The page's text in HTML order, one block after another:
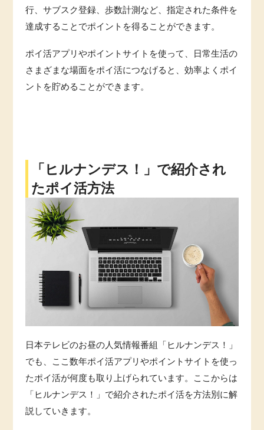
行、サブスク登録、歩数計測など、指定された条件を
達成することでポイントを得ることができます。
ポイ活アプリやポイントサイトを使って、日常生活の
さまざまな場面をポイ活につなげると、効率よくポイ
ントを貯めることができます。
「ヒルナンデス！」で紹介され
たポイ活方法
日本テレビのお昼の人気情報番組「ヒルナンデス！」
でも、ここ数年ポイ活アプリやポイントサイトを使っ
たポイ活が何度も取り上げられています。ここからは
「ヒルナンデス！」で紹介されたポイ活を方法別に解
説していきます。